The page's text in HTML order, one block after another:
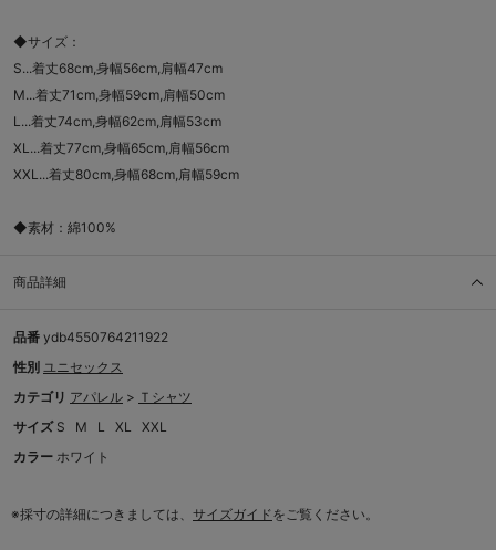
◆サイズ：
S...着丈68cm,身幅56cm,肩幅47cm
M...着丈71cm,身幅59cm,肩幅50cm
L...着丈74cm,身幅62cm,肩幅53cm
XL...着丈77cm,身幅65cm,肩幅56cm
XXL...着丈80cm,身幅68cm,肩幅59cm
◆素材：綿100%
商品詳細
品番 ydb4550764211922
性別 ユニセックス
カテゴリ アパレル > Ｔシャツ
サイズ S M L XL
XXL
カラー ホワイト
※採寸の詳細につきましては、 サイズガイドをご覧ください。